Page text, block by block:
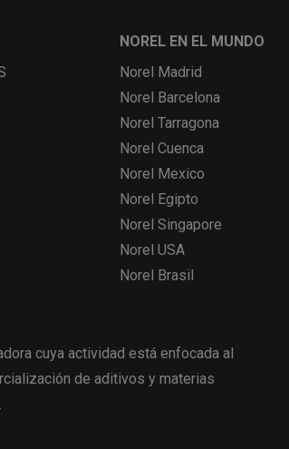
NOREL EN EL MUNDO
Norel Madrid
Norel Barcelona
Norel Tarragona
Norel Cuenca
Norel Mexico
Norel Egipto
Norel Singapore
Norel USA
Norel Brasil
cuya actividad está enfocada al
de aditivos y materias